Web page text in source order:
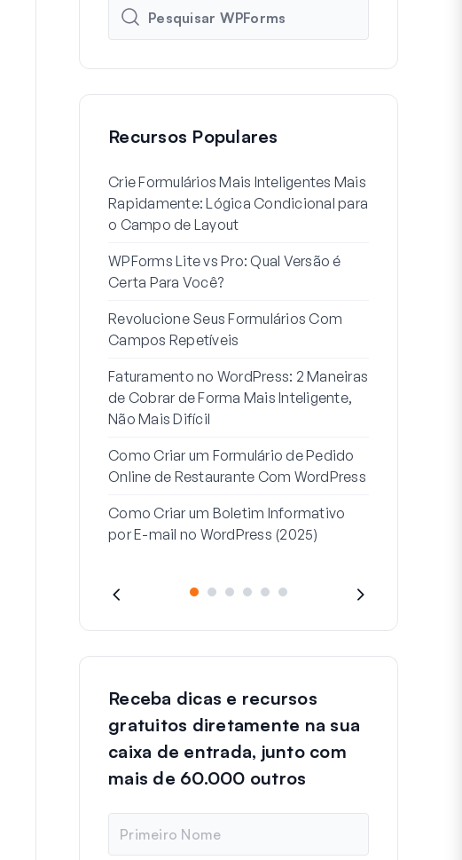
Recursos Populares
Crie Formulários Mais Inteligentes Mais
Rapidamente: Lógica Condicional para
o Campo de Layout
WPForms Lite vs Pro: Qual Versão é
Certa Para Você?
Revolucione Seus Formulários Com
Campos Repetíveis
Faturamento no WordPress: 2 Maneiras
de Cobrar de Forma Mais Inteligente,
Não Mais Difícil
Como Criar um Formulário de Pedido
Online de Restaurante Com WordPress
Como Criar um Boletim Informativo
por E-mail no WordPress (2025)
Receba dicas e recursos
gratuitos diretamente na sua
caixa de entrada, junto com
mais de 60.000 outros
m